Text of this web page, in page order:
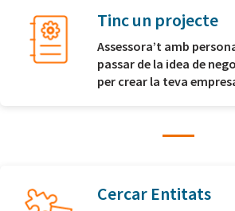
Tinc un projecte
Assessora’t amb
passar de la idea de
per crear la teva
Cercar Entitats